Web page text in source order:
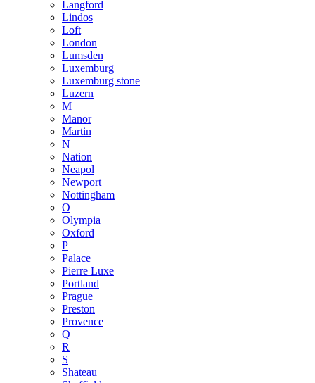
Langford
Lindos
Loft
London
Lumsden
Luxemburg
Luxemburg stone
Luzern
M
Manor
Martin
N
Nation
Neapol
Newport
Nottingham
O
Olympia
Oxford
P
Palace
Pierre Luxe
Portland
Prague
Preston
Provence
Q
R
S
Shateau